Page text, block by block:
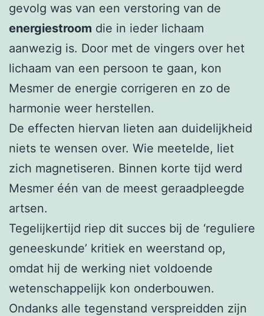
gevolg was van een verstoring van de
energiestroom die in ieder lichaam
aanwezig is. Door met de vingers over het
lichaam van een persoon te gaan, kon
Mesmer de energie corrigeren en zo de
harmonie weer herstellen.
De effecten hiervan lieten aan duidelijkheid
niets te wensen over. Wie meetelde, liet
zich magnetiseren. Binnen korte tijd werd
Mesmer één van de meest geraadpleegde
artsen.
Tegelijkertijd riep dit succes bij de ‘reguliere
geneeskunde’ kritiek en weerstand op,
omdat hij de werking niet voldoende
wetenschappelijk kon onderbouwen.
Ondanks alle tegenstand verspreidden zijn